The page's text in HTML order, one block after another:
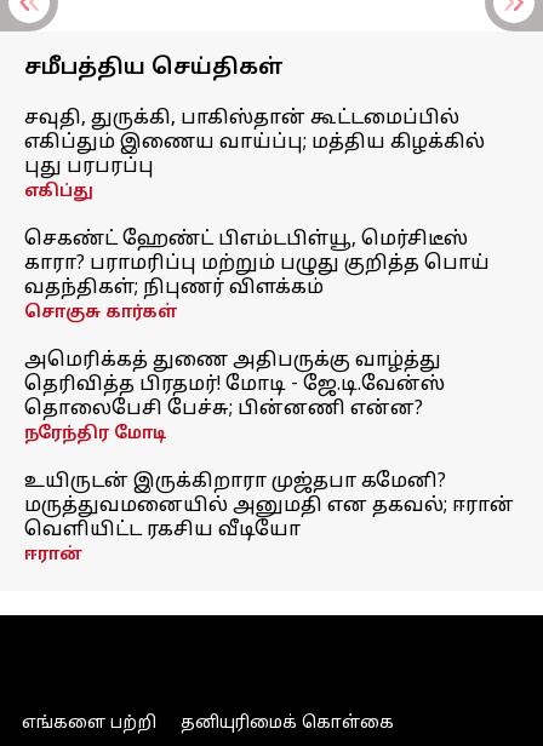
சமீபத்திய செய்திகள்
சவுதி, துருக்கி, பாகிஸ்தான் கூட்டமைப்பில்
எகிப்தும் இணைய வாய்ப்பு; மத்திய கிழக்கில்
புது பரபரப்பு
எகிப்து
செகண்ட் ஹேண்ட் பிஎம்டபிள்யூ, மெர்சிடீஸ்
காரா? பராமரிப்பு மற்றும் பழுது குறித்த பொய்
வதந்திகள்; நிபுணர் விளக்கம்
சொகுசு கார்கள்
அமெரிக்கத் துணை அதிபருக்கு வாழ்த்து
தெரிவித்த பிரதமர்! மோடி - ஜே.டி.வேன்ஸ்
தொலைபேசி பேச்சு; பின்னணி என்ன?
நரேந்திர மோடி
உயிருடன் இருக்கிறாரா முஜ்தபா கமேனி?
மருத்துவமனையில் அனுமதி என தகவல்; ஈரான்
வெளியிட்ட ரகசிய வீடியோ
ஈரான்
எங்களை பற்றி தனியுரிமைக் கொள்கை